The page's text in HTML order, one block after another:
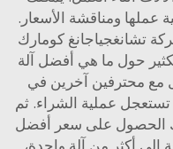
ومناقشة الأسعار.
كومارك
ما هي أفضل آلة
آخرين في
عملية الشراء. ثم
على سعر أفضل